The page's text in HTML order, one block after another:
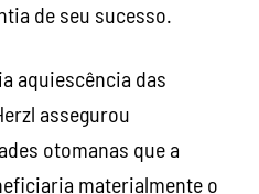
de seu sucesso.
aquiescência das
assegurou
otomanas que a
materialmente o